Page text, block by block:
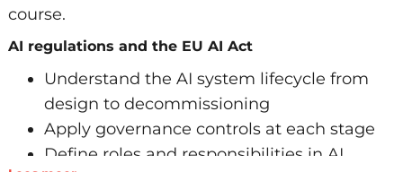
course.
AI regulations and the EU AI Act
Understand the AI system lifecycle from
design to decommissioning
Apply governance controls at each stage
Define roles and responsibilities in AI